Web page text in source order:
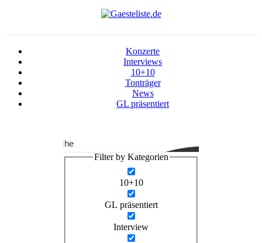
Konzerte
Interviews
10+10
Tonträger
News
GL präsentiert
Suche
Filter by Kategorien
10+10
GL präsentiert
Interview